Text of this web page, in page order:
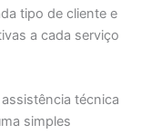
tipo de cliente e
a cada serviço
técnica
simples